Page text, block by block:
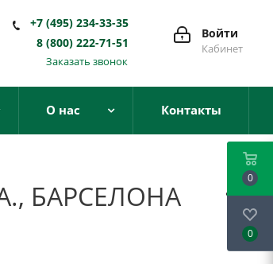
Войти
Кабинет
+7 (495) 234-33-35
8 (800) 222-71-51
Заказать звонок
О нас Контакты
БАРСЕЛОНА
0
0